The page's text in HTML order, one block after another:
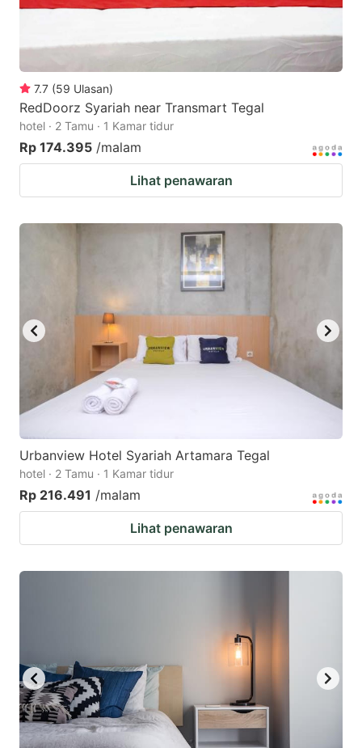
7.7 (59 Ulasan)
RedDoorz Syariah near Transmart Tegal
hotel · 2 Tamu · 1 Kamar tidur
Rp 174.395 /malam
Lihat penawaran
Urbanview Hotel Syariah Artamara Tegal
hotel · 2 Tamu · 1 Kamar tidur
Rp 216.491 /malam
Lihat penawaran